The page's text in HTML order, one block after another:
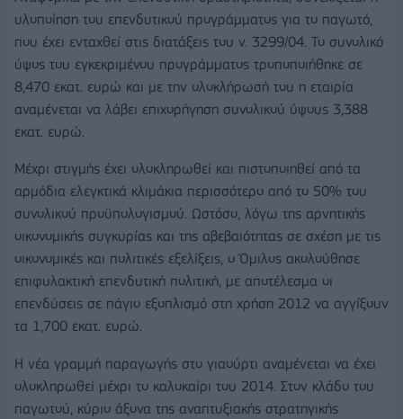
υλοποίηση του επενδυτικού προγράμματος για το παγωτό,
που έχει ενταχθεί στις διατάξεις του ν. 3299/04. Το συνολικό
ύψος του εγκεκριμένου προγράμματος τροποποιήθηκε σε
8,470 εκατ. ευρώ και με την ολοκλήρωσή του η εταιρία
αναμένεται να λάβει επιχορήγηση συνολικού ύψους 3,388
εκατ. ευρώ.
Μέχρι στιγμής έχει ολοκληρωθεί και πιστοποιηθεί από τα
αρμόδια ελεγκτικά κλιμάκια περισσότερο από το 50% του
συνολικού προϋπολογισμού. Ωστόσο, λόγω της αρνητικής
οικονομικής συγκυρίας και της αβεβαιότητας σε σχέση με τις
οικονομικές και πολιτικές εξελίξεις, ο Όμιλος ακολούθησε
επιφυλακτική επενδυτική πολιτική, με αποτέλεσμα οι
επενδύσεις σε πάγιο εξοπλισμό στη χρήση 2012 να αγγίξουν
τα 1,700 εκατ. ευρώ.
Η νέα γραμμή παραγωγής στο γιαούρτι αναμένεται να έχει
ολοκληρωθεί μέχρι το καλοκαίρι του 2014. Στον κλάδο του
παγωτού, κύριο άξονα της αναπτυξιακής στρατηγικής